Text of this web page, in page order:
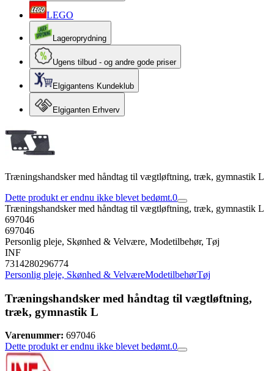
LEGO
Lageroprydning
Ugens tilbud - og andre gode priser
Elgigantens Kundeklub
Elgiganten Erhverv
Træningshandsker med håndtag til vægtløftning, træk, gymnastik L
Dette produkt er endnu ikke blevet bedømt.0
Træningshandsker med håndtag til vægtløftning, træk, gymnastik L
697046
697046
Personlig pleje, Skønhed & Velvære, Modetilbehør, Tøj
INF
7314280296774
Personlig pleje, Skønhed & VelværeModetilbehørTøj
Træningshandsker med håndtag til vægtløftning,
træk, gymnastik L
Varenummer: 697046
Dette produkt er endnu ikke blevet bedømt.0